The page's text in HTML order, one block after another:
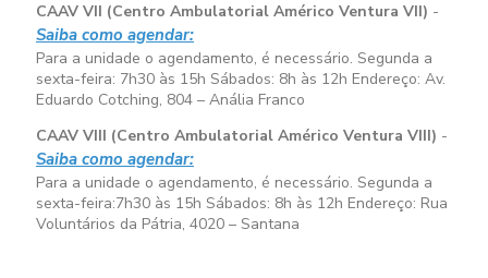
CAAV VII (Centro Ambulatorial Américo Ventura VII) -
Saiba como agendar:
Para a unidade o agendamento, é necessário. Segunda a
sexta-feira: 7h30 às 15h Sábados: 8h às 12h Endereço: Av.
Eduardo Cotching, 804 – Anália Franco
CAAV VIII (Centro Ambulatorial Américo Ventura VIII) -
Saiba como agendar:
Para a unidade o agendamento, é necessário. Segunda a
sexta-feira:7h30 às 15h Sábados: 8h às 12h Endereço: Rua
Voluntários da Pátria, 4020 – Santana